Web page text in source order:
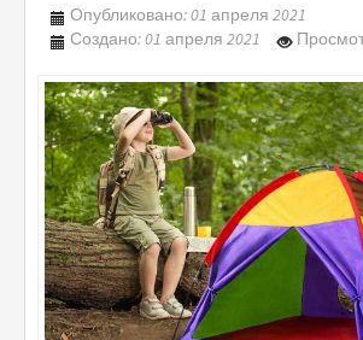
Опубликовано: 01 апреля 2021
Создано: 01 апреля 2021